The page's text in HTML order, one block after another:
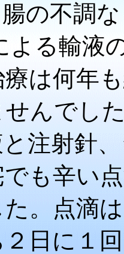
の不調
よる輸液
療は何年
んでし
注射針
も辛い
。点滴
日に１